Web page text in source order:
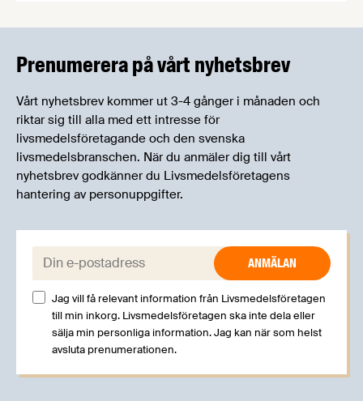
Prenumerera på vårt nyhetsbrev
Vårt nyhetsbrev kommer ut 3-4 gånger i månaden och
riktar sig till alla med ett intresse för
livsmedelsföretagande och den svenska
livsmedelsbranschen. När du anmäler dig till vårt
nyhetsbrev godkänner du Livsmedelsföretagens
hantering av personuppgifter.
E-post:
Jag vill få relevant information från Livsmedelsföretagen
till min inkorg. Livsmedelsföretagen ska inte dela eller
sälja min personliga information. Jag kan när som helst
avsluta prenumerationen.